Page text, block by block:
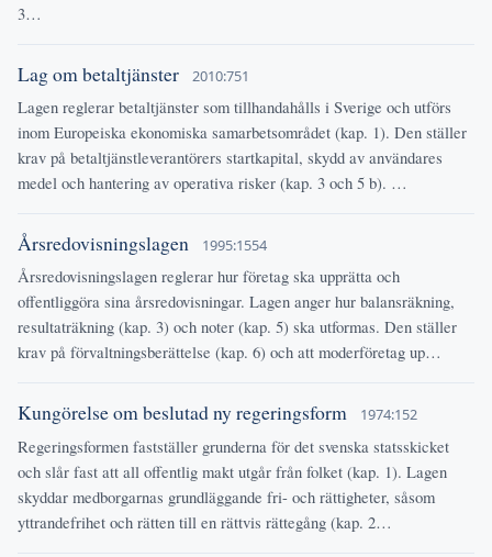
3…
Lag om betaltjänster 2010:751
Lagen reglerar betaltjänster som tillhandahålls i Sverige och utförs
inom Europeiska ekonomiska samarbetsområdet (kap. 1). Den ställer
krav på betaltjänstleverantörers startkapital, skydd av användares
medel och hantering av operativa risker (kap. 3 och 5 b). …
Årsredovisningslagen 1995:1554
Årsredovisningslagen reglerar hur företag ska upprätta och
offentliggöra sina årsredovisningar. Lagen anger hur balansräkning,
resultaträkning (kap. 3) och noter (kap. 5) ska utformas. Den ställer
krav på förvaltningsberättelse (kap. 6) och att moderföretag up…
Kungörelse om beslutad ny regeringsform 1974:152
Regeringsformen fastställer grunderna för det svenska statsskicket
och slår fast att all offentlig makt utgår från folket (kap. 1). Lagen
skyddar medborgarnas grundläggande fri- och rättigheter, såsom
yttrandefrihet och rätten till en rättvis rättegång (kap. 2…